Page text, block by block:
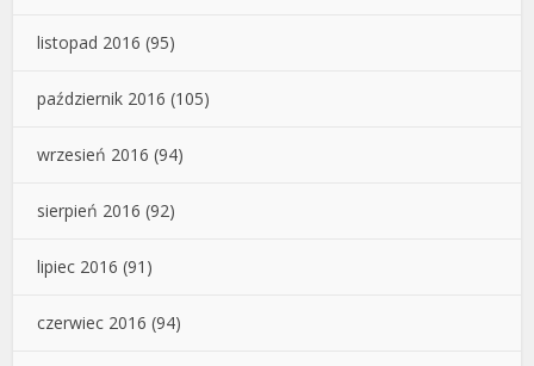
listopad 2016 (95)
październik 2016 (105)
wrzesień 2016 (94)
sierpień 2016 (92)
lipiec 2016 (91)
czerwiec 2016 (94)